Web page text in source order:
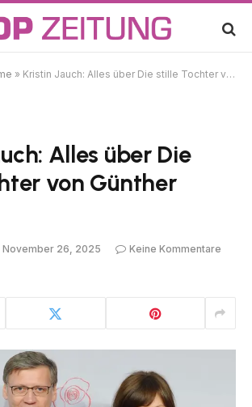
» Kristin Jauch: Alles über Die stille Tochter von Günther Jauch
Alles über Die
von Günther
November 26, 2025
Keine Kommentare